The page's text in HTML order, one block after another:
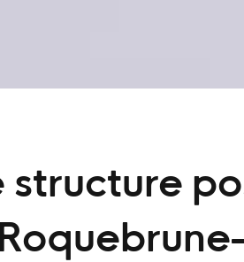
structure